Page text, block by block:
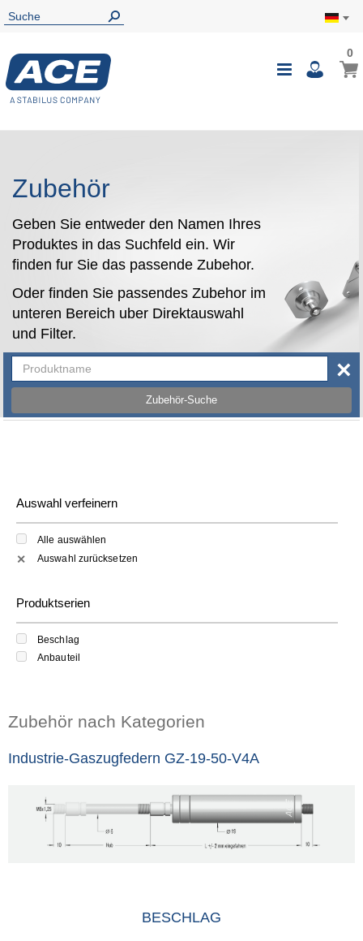
00
Zubehör
Geben Sie entweder den Namen Ihres
Produktes in das Suchfeld ein. Wir
finden fur Sie das passende Zubehor.
Oder finden Sie passendes Zubehor im
unteren Bereich uber Direktauswahl
und Filter.
Zubehör-Suche
×
Auswahl verfeinern
Alle auswählen
✕ Auswahl zurücksetzen
Produktserien
Beschlag
Anbauteil
Zubehör nach Kategorien
Industrie-Gaszugfedern GZ-19-50-V4A
BESCHLAG